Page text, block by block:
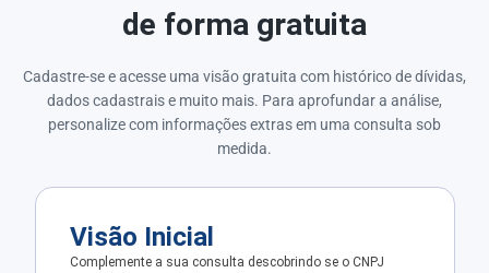
de forma gratuita
Cadastre-se e acesse uma visão gratuita com histórico de dívidas,
dados cadastrais e muito mais. Para aprofundar a análise,
personalize com informações extras em uma consulta sob
medida.
Visão Inicial
Complemente a sua consulta descobrindo se o CNPJ